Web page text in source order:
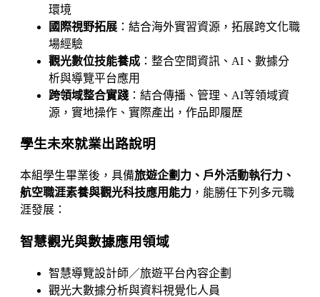
環境
國際視野拓展 ：結合海外實習資源，拓展跨文化職
場經驗
觀光數位技能養成 ：整合空間資訊、AI、數據分
析與導覽平台應用
跨領域整合實踐 ：結合傳播、管理、AI等領域資
源，實地操作、實際產出，作品即履歷
學生未來就業出路說明
本組學生畢業後，具備旅遊企劃力、戶外活動執行力、
航空職涯素養與觀光科技應用能力 ，能勝任下列多元職
涯發展：
智慧觀光與數據應用領域
智慧導覽設計師／旅遊平台內容企劃
觀光大數據分析與資料視覺化人員